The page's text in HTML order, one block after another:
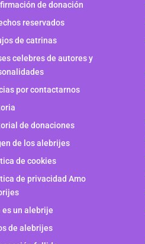
de donación
reservados
de catrinas
celebres de autores y
por contactarnos
de donaciones
de los alebrijes
de cookies
de privacidad Amo
es un alebrije
de alebrijes